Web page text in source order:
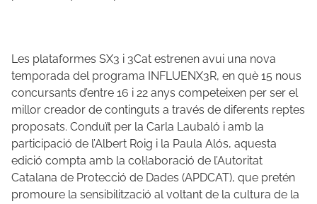
Les plataformes SX3 i 3Cat estrenen avui una nova
temporada del programa INFLUENX3R, en què 15 nous
concursants d’entre 16 i 22 anys competeixen per ser el
millor creador de continguts a través de diferents reptes
proposats. Conduït per la Carla Laubaló i amb la
participació de l’Albert Roig i la Paula Alós, aquesta
edició compta amb la col·laboració de l’Autoritat
Catalana de Protecció de Dades (APDCAT), que pretén
promoure la sensibilització al voltant de la cultura de la